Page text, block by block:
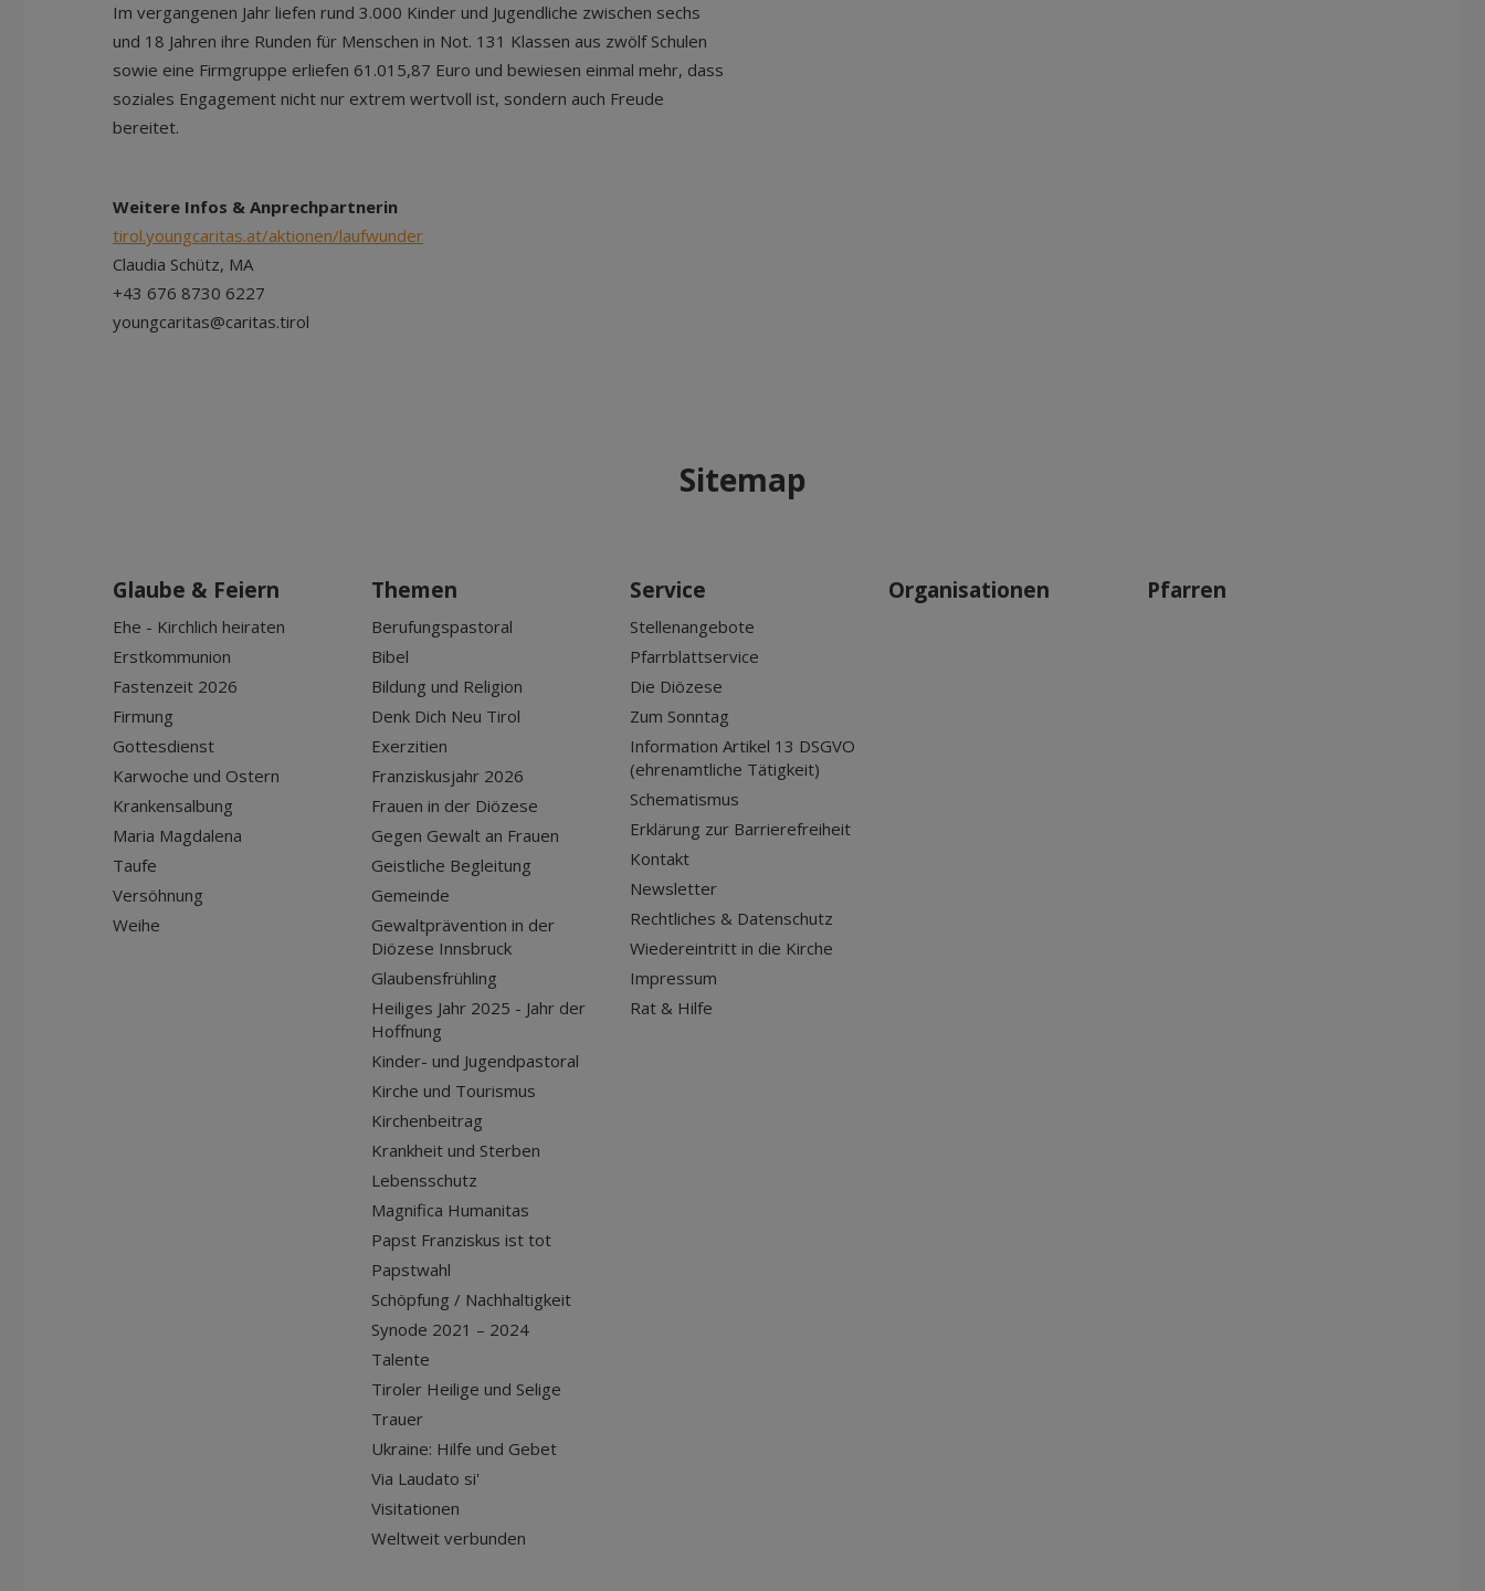
Im vergangenen Jahr liefen rund 3.000 Kinder und Jugendliche zwischen sechs
und 18 Jahren ihre Runden für Menschen in Not. 131 Klassen aus zwölf Schulen
sowie eine Firmgruppe erliefen 61.015,87 Euro und bewiesen einmal mehr, dass
soziales Engagement nicht nur extrem wertvoll ist, sondern auch Freude
bereitet.
Weitere Infos & Anprechpartnerin
tirol.youngcaritas.at/aktionen/laufwunder
Claudia Schütz, MA
+43 676 8730 6227
youngcaritas@caritas.tirol
Sitemap
Glaube & Feiern
Ehe - Kirchlich heiraten
Erstkommunion
Fastenzeit 2026
Firmung
Gottesdienst
Karwoche und Ostern
Krankensalbung
Maria Magdalena
Taufe
Versöhnung
Weihe
Themen
Berufungspastoral
Bibel
Bildung und Religion
Denk Dich Neu Tirol
Exerzitien
Franziskusjahr 2026
Frauen in der Diözese
Gegen Gewalt an Frauen
Geistliche Begleitung
Gemeinde
Gewaltprävention in der
Diözese Innsbruck
Glaubensfrühling
Heiliges Jahr 2025 - Jahr der
Hoffnung
Kinder- und Jugendpastoral
Kirche und Tourismus
Kirchenbeitrag
Krankheit und Sterben
Lebensschutz
Magnifica Humanitas
Papst Franziskus ist tot
Papstwahl
Schöpfung / Nachhaltigkeit
Synode 2021 – 2024
Talente
Tiroler Heilige und Selige
Trauer
Ukraine: Hilfe und Gebet
Via Laudato si'
Visitationen
Weltweit verbunden
Service
Stellenangebote
Pfarrblattservice
Die Diözese
Zum Sonntag
Information Artikel 13 DSGVO
(ehrenamtliche Tätigkeit)
Schematismus
Erklärung zur Barrierefreiheit
Kontakt
Newsletter
Rechtliches & Datenschutz
Wiedereintritt in die Kirche
Impressum
Rat & Hilfe
Organisationen Pfarren